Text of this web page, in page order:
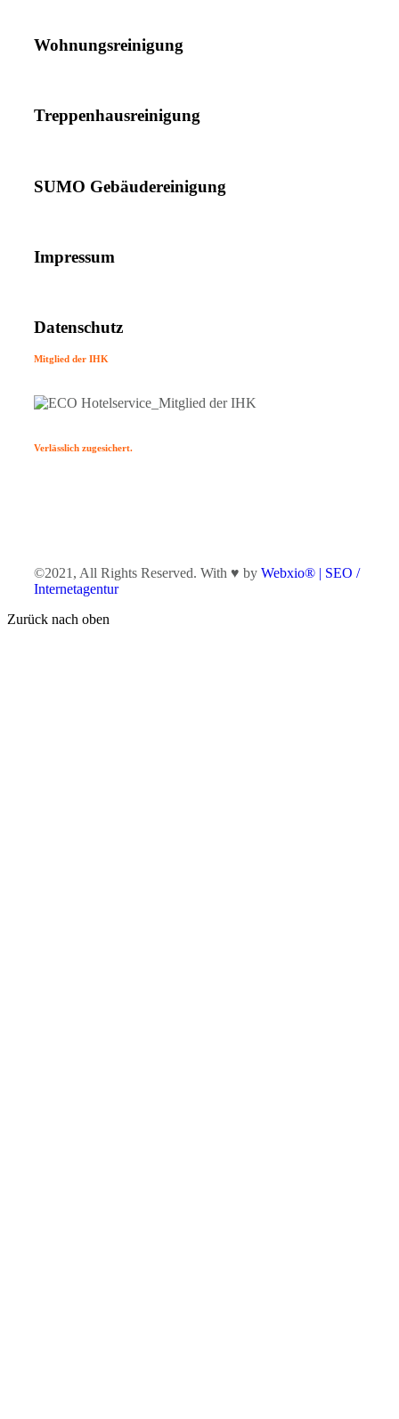
Wohnungsreinigung
Treppenhausreinigung
SUMO Gebäudereinigung
Impressum
Datenschutz
Mitglied der IHK
Verlässlich zugesichert.
©2021, All Rights Reserved. With ♥ by Webxio® | SEO /
Internetagentur
Zurück nach oben